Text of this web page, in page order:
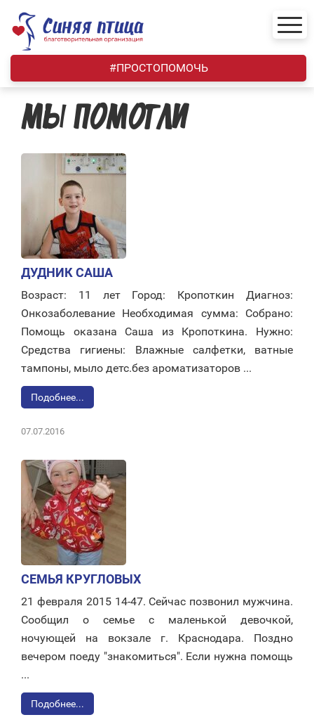
content
#ПРОСТОПОМОЧЬ
МЫ ПОМОГЛИ
ДУДНИК САША
Возраст: 11 лет Город: Кропоткин Диагноз:
Онкозаболевание Необходимая сумма: Собрано:
Помощь оказана Саша из Кропоткина. Нужно:
Средства гигиены: Влажные салфетки, ватные
тампоны, мыло детс.без ароматизаторов ...
Подобнее...
07.07.2016
СЕМЬЯ КРУГЛОВЫХ
21 февраля 2015 14-47. Сейчас позвонил мужчина.
Сообщил о семье с маленькой девочкой,
ночующей на вокзале г. Краснодара. Поздно
вечером поеду "знакомиться". Если нужна помощь
...
Подобнее...